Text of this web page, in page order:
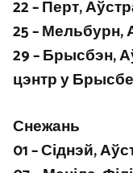
22 – Перт,
25 – Мельбурн,
29 – Брысбэн,
цэнтр у
Снежань
01 – Сіднэй,